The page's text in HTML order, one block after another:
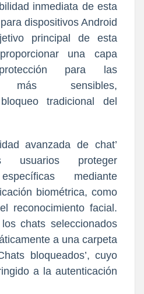
inmediata de esta
dispositivos Android
principal de esta
una capa
para las
más sensibles,
tradicional del
avanzada de chat’
proteger
mediante
biométrica, como
reconocimiento facial.
chats seleccionados
a una carpeta
bloqueados’, cuyo
a la autenticación